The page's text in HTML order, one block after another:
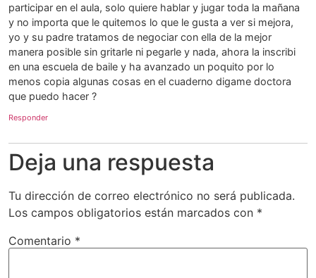
participar en el aula, solo quiere hablar y jugar toda la mañana
y no importa que le quitemos lo que le gusta a ver si mejora,
yo y su padre tratamos de negociar con ella de la mejor
manera posible sin gritarle ni pegarle y nada, ahora la inscribi
en una escuela de baile y ha avanzado un poquito por lo
menos copia algunas cosas en el cuaderno digame doctora
que puedo hacer ?
Responder
Deja una respuesta
Tu dirección de correo electrónico no será publicada.
Los campos obligatorios están marcados con *
Comentario *